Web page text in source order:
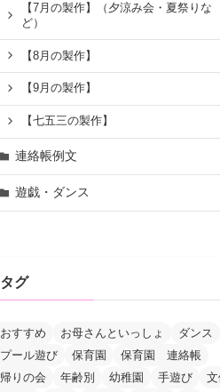
【7月の製作】（夕涼み会・夏祭りな
ど）
【8月の製作】
【9月の製作】
【七五三の製作】
連絡帳例文
遊戯・ダンス
タグ
おすすめ お母さんといっしょ
ダンス
プール遊び
保育園
保育園 連絡帳
帰りの会
年齢別 幼稚園 手遊び 文